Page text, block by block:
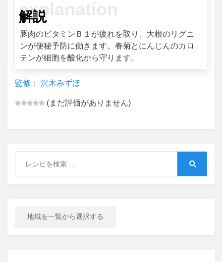
解説
豚肉のビタミンＢ１が疲れを取り、大根のリグニ
ンが便秘予防に働きます。春菊とにんじんのカロ
テンが細胞を酸化から守ります。
監修： 沢木みずほ
(まだ評価がありません)
地域を一覧から選択する